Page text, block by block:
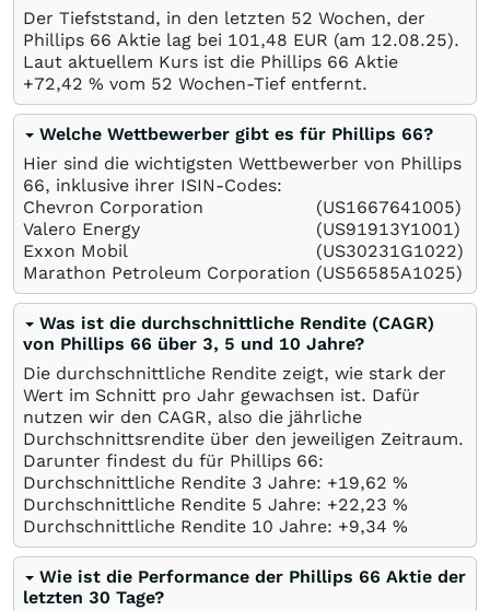
Der Tiefststand, in den letzten 52 Wochen, der
Phillips 66 Aktie lag bei 101,48 EUR (am 12.08.25).
Laut aktuellem Kurs ist die Phillips 66 Aktie
+72,42 % vom 52 Wochen-Tief entfernt.
Welche Wettbewerber gibt es für Phillips 66?
Hier sind die wichtigsten Wettbewerber von Phillips
66, inklusive ihrer ISIN-Codes:
Chevron Corporation
(US1667641005)
Valero Energy
(US91913Y1001)
Exxon Mobil
(US30231G1022)
Marathon Petroleum Corporation (US56585A1025)
Was ist die durchschnittliche Rendite (CAGR)
von Phillips 66 über 3, 5 und 10 Jahre?
Die durchschnittliche Rendite zeigt, wie stark der
Wert im Schnitt pro Jahr gewachsen ist. Dafür
nutzen wir den CAGR, also die jährliche
Durchschnittsrendite über den jeweiligen Zeitraum.
Darunter findest du für Phillips 66:
Durchschnittliche Rendite 3 Jahre: +19,62 %
Durchschnittliche Rendite 5 Jahre: +22,23 %
Durchschnittliche Rendite 10 Jahre: +9,34 %
Wie ist die Performance der Phillips 66 Aktie der
letzten 30 Tage?